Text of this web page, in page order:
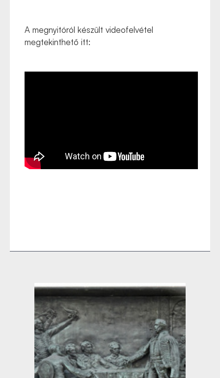
A megnyitóról készült videofelvétel
megtekinthető itt: